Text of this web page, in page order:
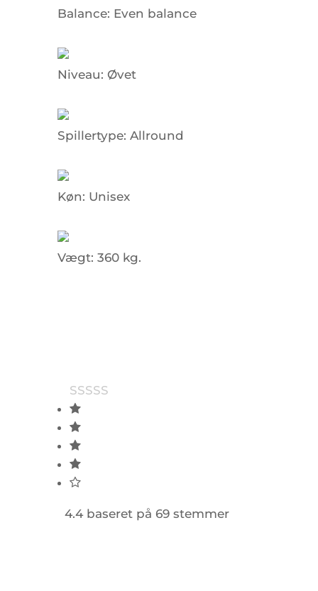
Balance: Even balance
Niveau: Øvet
Spillertype: Allround
Køn: Unisex
Vægt: 360 kg.
4.4 baseret på 69 stemmer